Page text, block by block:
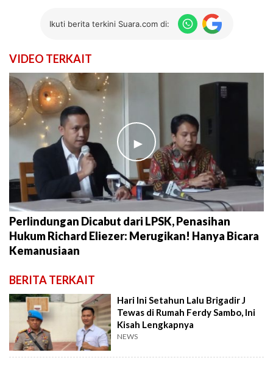
Ikuti berita terkini Suara.com di:
VIDEO TERKAIT
►
Perlindungan Dicabut dari LPSK, Penasihan
Hukum Richard Eliezer: Merugikan! Hanya Bicara
Kemanusiaan
BERITA TERKAIT
Hari Ini Setahun Lalu Brigadir J
Tewas di Rumah Ferdy Sambo, Ini
Kisah Lengkapnya
NEWS